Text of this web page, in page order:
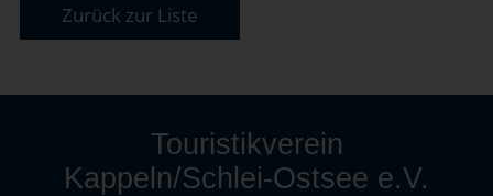
Zurück zur Liste
Touristikverein
Kappeln/Schlei-Ostsee e.V.